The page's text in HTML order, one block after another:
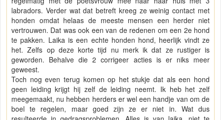
labradors. Verder wat dat betreft kreeg ze weinig contact met
honden omdat helaas de meeste mensen een herder niet
vertrouwen. Dat was ook een van de redenen om een 2e hond
te pakken. Laika is een echte honden hond, heerlijk vindt ze
het. Zelfs op deze korte tijd nu merk ik dat ze rustiger is
geworden. Behalve die 2 corrigeer acties is er niks meer
geweest.
Toch nog even terug komen op het stukje dat als een hond
geen leiding krijgt hij zelf de leiding neemt. Ik heb het zelf
meegemaakt, nu hebben herders er wel een handje van om de
boel te regelen, maar goed zijn ze er niet in. Wat dus